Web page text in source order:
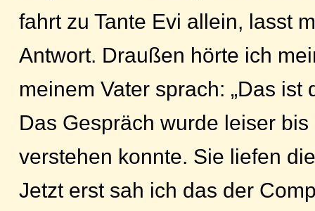
fahrt zu Tante Evi allein, lasst
Antwort. Draußen hörte ich
meinem Vater sprach: „Das ist
Das Gespräch wurde leiser
verstehen konnte. Sie liefen
Jetzt erst sah ich das der